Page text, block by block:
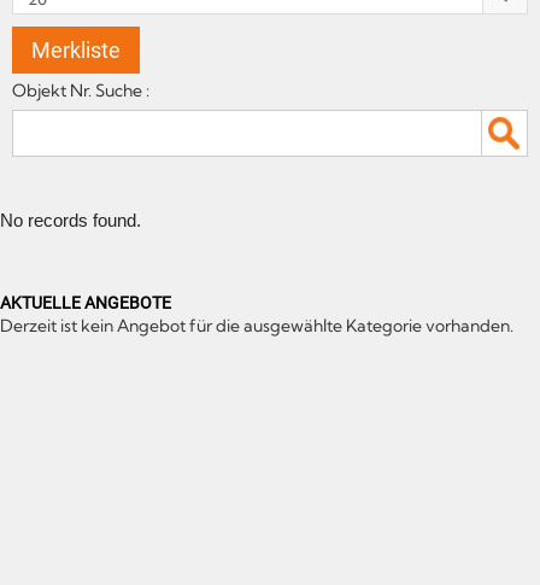
Merkliste
Objekt Nr. Suche :
No records found.
AKTUELLE ANGEBOTE
Derzeit ist kein Angebot für die ausgewählte Kategorie vorhanden.